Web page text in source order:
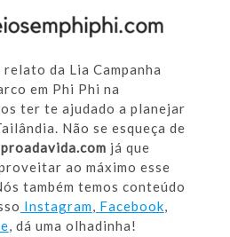
da Lia Campanha
em Phi Phi na
ter te ajudado a planejar
Não se esqueça de
já que
ao máximo esse
também temos conteúdo
Instagram, Facebook,
, dá uma olhadinha!